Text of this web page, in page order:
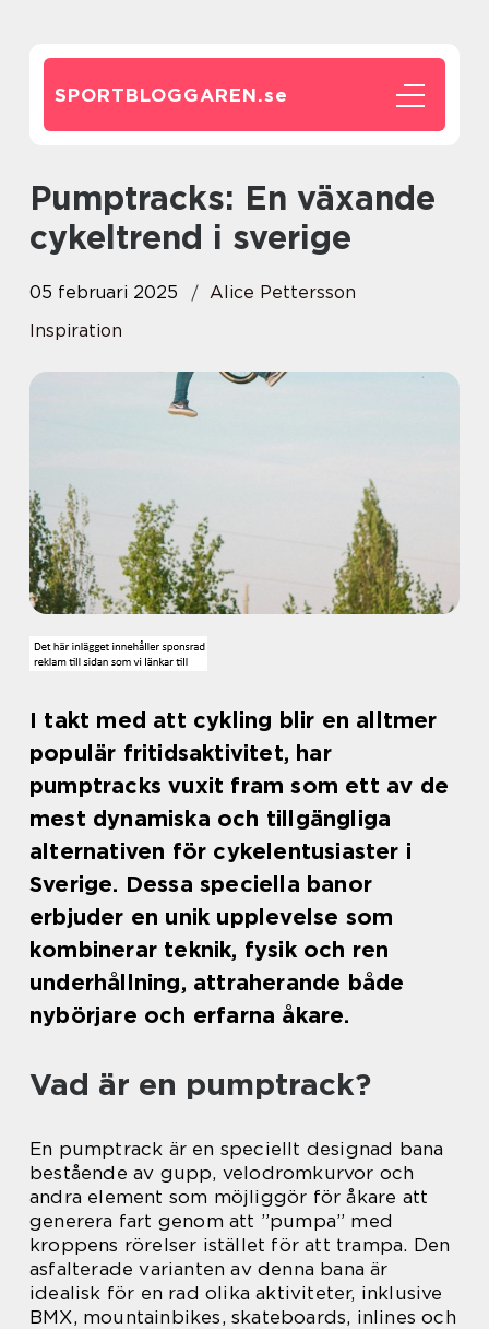
SPORTBLOGGAREN.se
Pumptracks: En växande
cykeltrend i sverige
05 februari 2025
Alice Pettersson
Inspiration
I takt med att cykling blir en alltmer
populär fritidsaktivitet, har
pumptracks vuxit fram som ett av de
mest dynamiska och tillgängliga
alternativen för cykelentusiaster i
Sverige. Dessa speciella banor
erbjuder en unik upplevelse som
kombinerar teknik, fysik och ren
underhållning, attraherande både
nybörjare och erfarna åkare.
Vad är en pumptrack?
En pumptrack är en speciellt designad bana
bestående av gupp, velodromkurvor och
andra element som möjliggör för åkare att
generera fart genom att ”pumpa” med
kroppens rörelser istället för att trampa. Den
asfalterade varianten av denna bana är
idealisk för en rad olika aktiviteter, inklusive
BMX, mountainbikes, skateboards, inlines och